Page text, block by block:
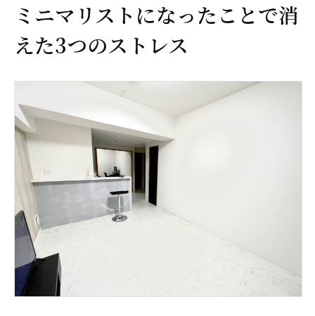
ミニマリストになったことで消
えた3つのストレス